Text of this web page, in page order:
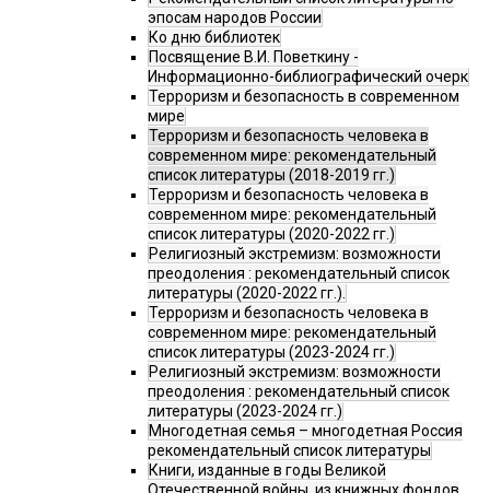
эпосам народов России
Ко дню библиотек
Посвящение В.И. Поветкину -
Информационно-библиографический очерк
Терроризм и безопасность в современном
мире
Терроризм и безопасность человека в
современном мире: рекомендательный
список литературы (2018-2019 гг.)
Терроризм и безопасность человека в
современном мире: рекомендательный
список литературы (2020-2022 гг.)
Религиозный экстремизм: возможности
преодоления : рекомендательный список
литературы (2020-2022 гг.).
Терроризм и безопасность человека в
современном мире: рекомендательный
список литературы (2023-2024 гг.)
Религиозный экстремизм: возможности
преодоления : рекомендательный список
литературы (2023-2024 гг.)
Многодетная семья – многодетная Россия
рекомендательный список литературы
Книги, изданные в годы Великой